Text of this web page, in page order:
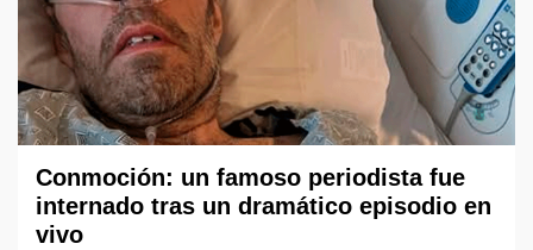
Conmoción: un famoso periodista fue
internado tras un dramático episodio en
vivo